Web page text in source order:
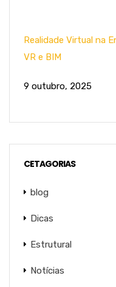
Realidade Virtual na
VR e BIM
9 outubro, 2025
CETAGORIAS
blog
Dicas
Estrutural
Notícias